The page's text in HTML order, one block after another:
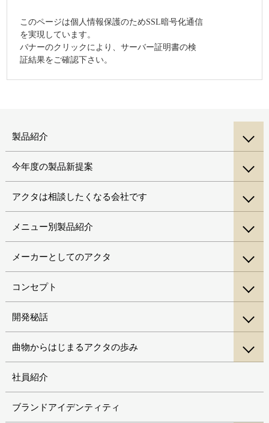
このページは個人情報保護のためSSL暗号化通信
を実現しています。
バナーのクリックにより、サーバー証明書の検
証結果をご確認下さい。
製品紹介
今年度の製品新提案
アクタは相談したくなる会社です
メニュー別製品紹介
メーカーとしてのアクタ
コンセプト
開発秘話
曲物からはじまるアクタの歩み
社員紹介
ブランドアイデンティティ